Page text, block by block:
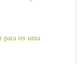
para ter uma